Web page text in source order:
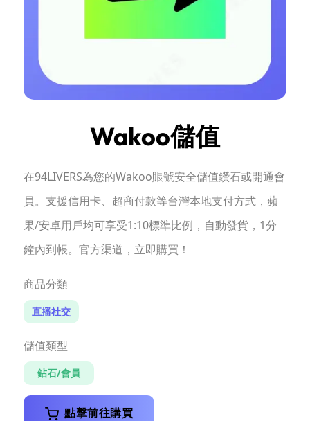
Wakoo儲值
在94LIVERS為您的Wakoo賬號安全儲值鑽石或開通會
員。支援信用卡、超商付款等台灣本地支付方式，蘋
果/安卓用戶均可享受1:10標準比例，自動發貨，1分
鐘內到帳。官方渠道，立即購買！
商品分類
直播社交
儲值類型
鉆石/會員
點擊前往購買